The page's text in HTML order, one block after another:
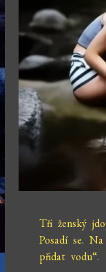
Tři ženský
Posadí se.
přidat vodu“.